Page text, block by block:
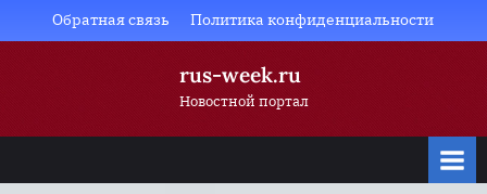
to
Обратная связь Политика конфиденциальности
rus-week.ru
Новостной портал